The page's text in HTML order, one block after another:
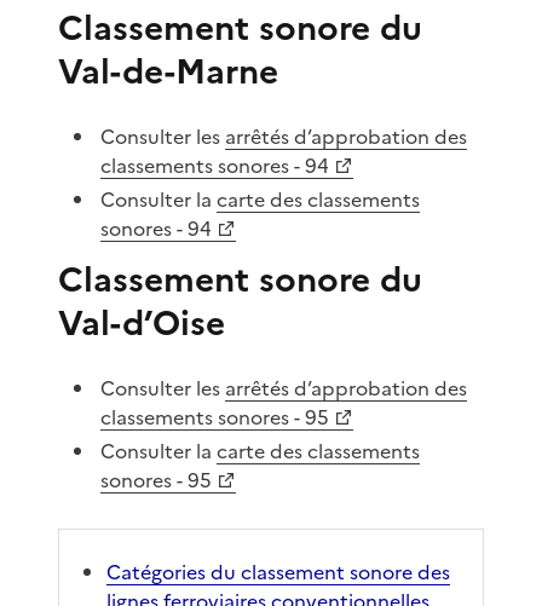
Classement sonore du
Val-de-Marne
Consulter les arrêtés d’approbation des
classements sonores - 94
Consulter lacarte des classements
sonores - 94
Classement sonore du
Val-d’Oise
Consulter les arrêtés d’approbation des
classements sonores - 95
Consulter lacarte des classements
sonores - 95
Catégories du classement sonore des